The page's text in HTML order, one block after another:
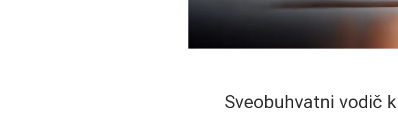
Sveobuhvatni vodič